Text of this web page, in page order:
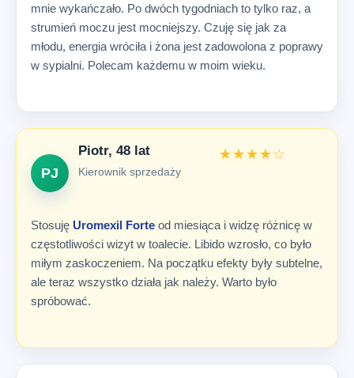
mnie wykańczało. Po dwóch tygodniach to tylko raz, a
strumień moczu jest mocniejszy. Czuję się jak za
młodu, energia wróciła i żona jest zadowolona z poprawy
w sypialni. Polecam każdemu w moim wieku.
PJ
Piotr, 48 lat
Kierownik sprzedaży
★★★★☆
Stosuję Uromexil Forte od miesiąca i widzę różnicę w
częstotliwości wizyt w toalecie. Libido wzrosło, co było
miłym zaskoczeniem. Na początku efekty były subtelne,
ale teraz wszystko działa jak należy. Warto było
spróbować.